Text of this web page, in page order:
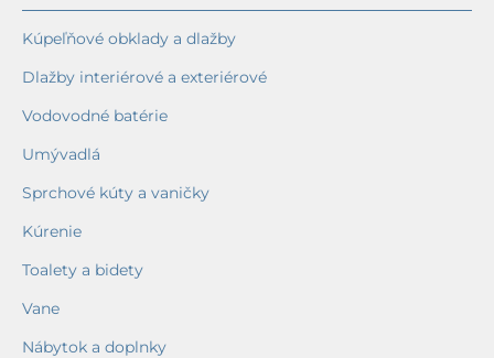
Kúpeľňové obklady a dlažby
Dlažby interiérové a exteriérové
Vodovodné batérie
Umývadlá
Sprchové kúty a vaničky
Kúrenie
Toalety a bidety
Vane
Nábytok a doplnky